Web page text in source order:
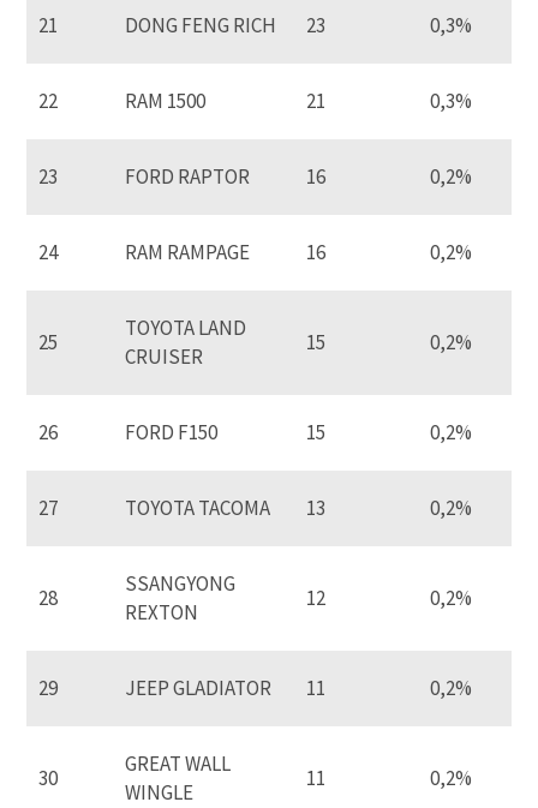
21 DONG FENG RICH 23 0,3%
22 RAM 1500 21 0,3%
23 FORD RAPTOR 16 0,2%
24 RAM RAMPAGE 16 0,2%
25
TOYOTA LAND
CRUISER
15 0,2%
26 FORD F150 15 0,2%
27 TOYOTA TACOMA 13 0,2%
28
SSANGYONG
REXTON
12 0,2%
29 JEEP GLADIATOR 11 0,2%
30
GREAT WALL
WINGLE
11 0,2%